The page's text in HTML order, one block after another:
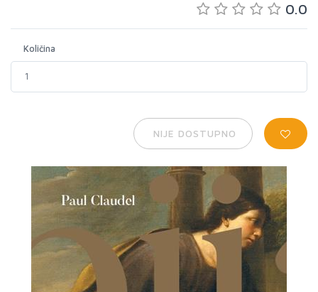
0.0
Količina
NIJE DOSTUPNO